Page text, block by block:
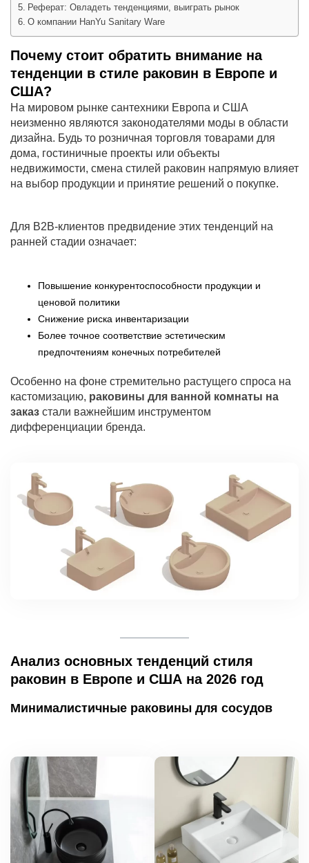
Реферат: Овладеть тенденциями, выиграть рынок
О компании HanYu Sanitary Ware
Почему стоит обратить внимание на
тенденции в стиле раковин в Европе и
США?
На мировом рынке сантехники Европа и США
неизменно являются законодателями моды в области
дизайна. Будь то розничная торговля товарами для
дома, гостиничные проекты или объекты
недвижимости, смена стилей раковин напрямую влияет
на выбор продукции и принятие решений о покупке.
Для B2B-клиентов предвидение этих тенденций на
ранней стадии означает:
Повышение конкурентоспособности продукции и
ценовой политики
Снижение риска инвентаризации
Более точное соответствие эстетическим
предпочтениям конечных потребителей
Особенно на фоне стремительно растущего спроса на
кастомизацию, раковины для ванной комнаты на
заказ стали важнейшим инструментом
дифференциации бренда.
Анализ основных тенденций стиля
раковин в Европе и США на 2026 год
Минималистичные раковины для сосудов